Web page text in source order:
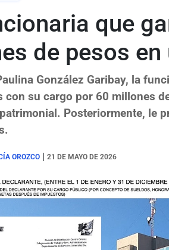
que
de pesos en
González Garibay, la
con su cargo por 60 millones
Posteriormente, le
OROZCO 21 DE MAYO DE 2026